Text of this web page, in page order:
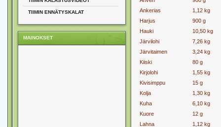
TIIMIN ENNÄTYSKALAT
MAINOKSET
Ankerias
1,12 kg
Harjus
900 g
Hauki
10,50 kg
Järvilohi
7,26 kg
Järvitaimen
3,24 kg
Kiiski
80 g
Kirjolohi
1,55 kg
Kivisimppu
15 g
Kolja
1,30 kg
Kuha
6,10 kg
Kuore
12 g
Lahna
1,12 kg